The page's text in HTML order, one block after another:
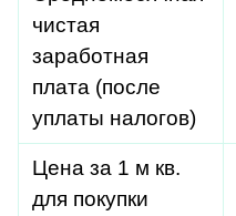
чистая
заработная
плата (после
уплаты налогов)
Цена за 1 м кв.
для покупки